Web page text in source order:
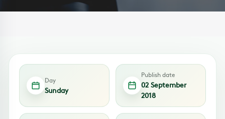
Day
Sunday
Publish date
02 September
2018